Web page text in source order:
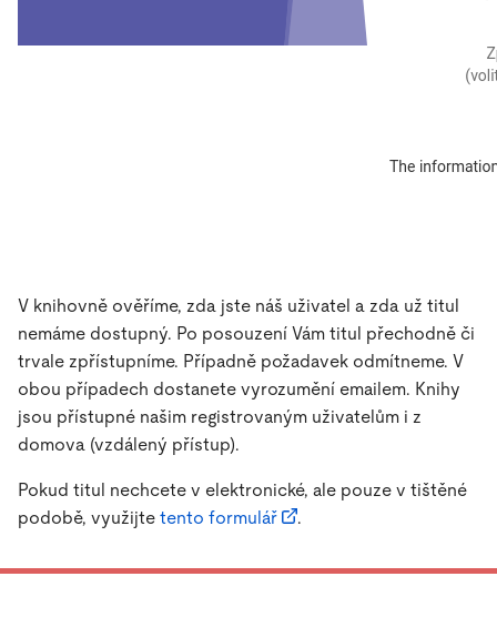
V knihovně ověříme, zda jste náš uživatel a zda už titul
nemáme dostupný. Po posouzení Vám titul přechodně či
trvale zpřístupníme. Případně požadavek odmítneme. V
obou případech dostanete vyrozumění emailem. Knihy
jsou přístupné našim registrovaným uživatelům i z
domova (vzdálený přístup).
Pokud titul nechcete v elektronické, ale pouze v tištěné
podobě, využijte tento formulář .